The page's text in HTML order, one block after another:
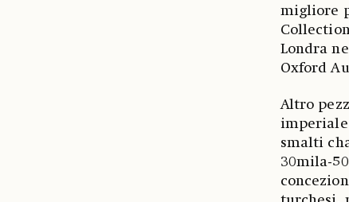
migliore
Londra
Oxford
Altro
imperiale
smalti
30mila-